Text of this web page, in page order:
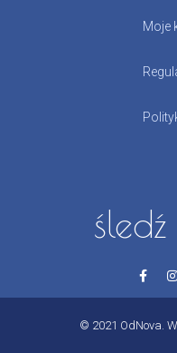
Moje
© 2021 OdNova.